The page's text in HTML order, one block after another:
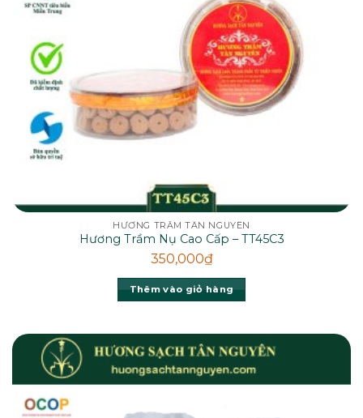
HƯƠNG TRẦM TÂN NGUYÊN
Hương Trầm Nụ Cao Cấp – TT45C3
350,000₫
Thêm vào giỏ hàng